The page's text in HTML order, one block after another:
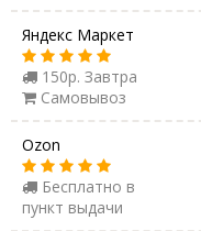
Яндекс Маркет
150р. Завтра
Самовывоз
Ozon
Бесплатно в
пункт выдачи